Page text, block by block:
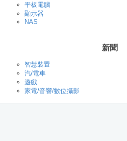
平板電腦
顯示器
NAS
新聞
智慧裝置
汽/電車
遊戲
家電/音響/數位攝影